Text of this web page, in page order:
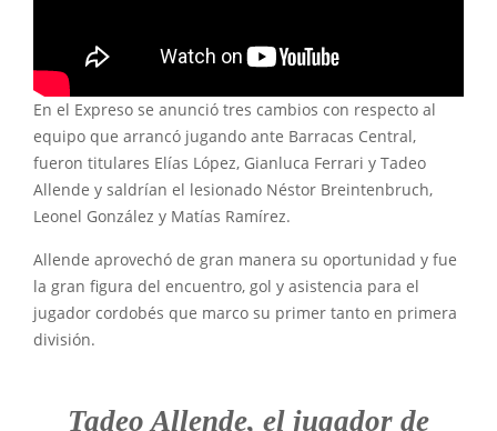
En el Expreso se anunció tres cambios con respecto al
equipo que arrancó jugando ante Barracas Central,
fueron titulares Elías López, Gianluca Ferrari y Tadeo
Allende y saldrían el lesionado Néstor Breintenbruch,
Leonel González y Matías Ramírez.
Allende aprovechó de gran manera su oportunidad y fue
la gran figura del encuentro, gol y asistencia para el
jugador cordobés que marco su primer tanto en primera
división.
Tadeo Allende, el jugador de